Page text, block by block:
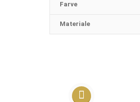
Farve
Materiale